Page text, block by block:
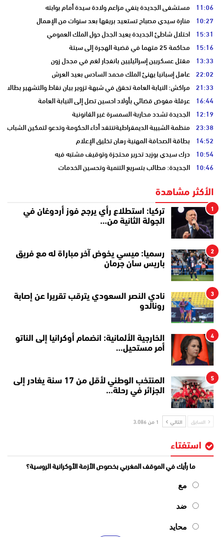
11:06 مستشفى الجديدة ينفي مزاعم ولادة سيدة أمام بوابته
10:27 منارة سيدي مصباح تستعيد بريقها بعد سنوات من الإهمال
15:31 احتلال شاطئ الجديدة يعيد الجدل حول الملك العمومي
15:16 محاكمة 25 متهما في قضية الهجرة إلى سبتة
13:33 مقتل عسكريين إسرائيليين بانفجار لغم في مجدل زون
22:02 عاهل إسبانيا يهنئ الملك محمد السادس بعيد العرش
21:33 مراكش: النيابة العامة تحقق في شبهة تزوير بيان نقاط والتشهير بطالب
16:44 عرقلة مفوض قضائي بأولاد احسين تصل إلى النيابة العامة
12:19 الجديدة تشدد محاربة السمسرة غير القانونية
23:38 منظمة الشبيبة الديمقراطيةتنتقد أداء الحكومة وتدعو لتمكين الشباب
14:52 بطاقة الصحافة المهنية رهان تخليق الإعلام
10:54 درك سيدي بوزيد تحرير محتجزة وتوقيف مشتبه فيه
10:46 الجديدة: مطالب بتسريع التنمية وتحسين الخدمات
الأكثر مشاهدة
1
تركيا: استطلاع رأي يرجح فوز أردوغان في
الجولة الثانية من…
2
رسميا: ميسي يخوض آخر مباراة له مع فريق
باريس سان جرمان
3
نادي النصر السعودي يترقب تقريرا عن إصابة
رونالدو
4
الخارجية الألمانية: انضمام أوكرانيا إلى الناتو
أمر مستحيل…
5
المنتخب الوطني لأقل من 17 سنة يغادر إلى
الجزائر في رحلة…
السابق التالي 1 من 3٬086
استفتاء
ما رأيك في الموقف المغربي بخصوص الأزمة الأوكرانية الروسية؟
مع
ضد
محايد